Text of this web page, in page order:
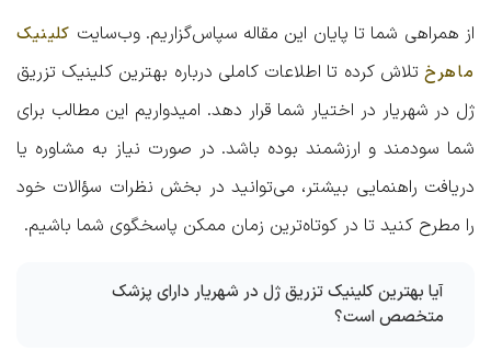
از همراهی شما تا پایان این مقاله سپاس‌گزاریم. وب‌سایت کلینیک
ماهرختلاش کرده تا اطلاعات کاملی درباره بهترین کلینیک تزریق
ژل در شهریار در اختیار شما قرار دهد. امیدواریم این مطالب برای
شما سودمند و ارزشمند بوده باشد. در صورت نیاز به مشاوره یا
دریافت راهنمایی بیشتر، می‌توانید در بخش نظرات سؤالات خود
را مطرح کنید تا در کوتاه‌ترین زمان ممکن پاسخگوی شما باشیم.
آیا بهترین کلینیک تزریق ژل در شهریار دارای پزشک
متخصص است؟